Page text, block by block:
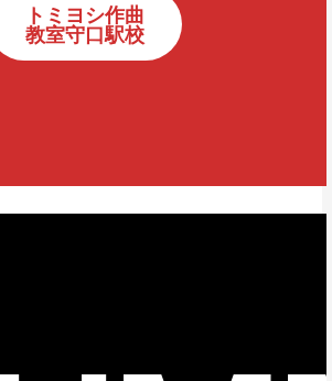
トミヨシ作曲
教室守口駅校